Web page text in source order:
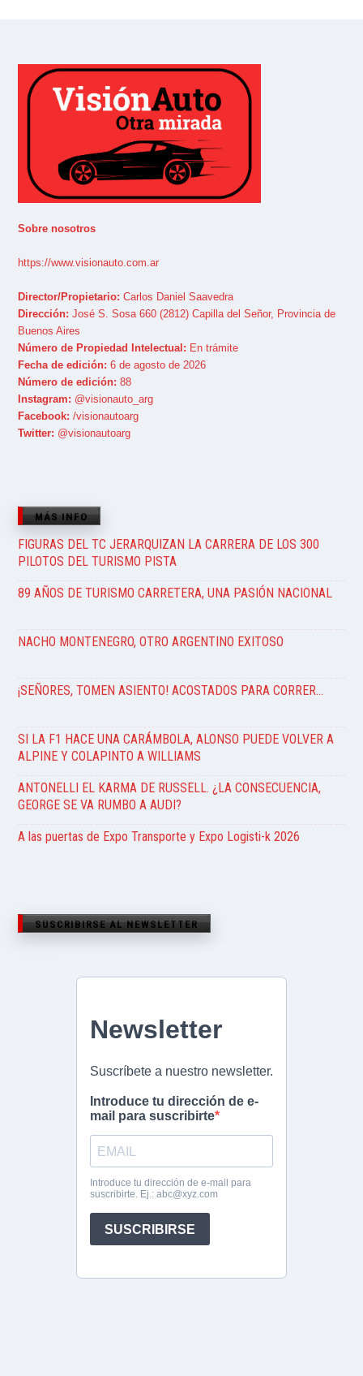
Sobre nosotros
https://www.visionauto.com.ar
Director/Propietario: Carlos Daniel Saavedra
Dirección: José S. Sosa 660 (2812) Capilla del Señor, Provincia de
Buenos Aires
Número de Propiedad Intelectual: En trámite
Fecha de edición: 6 de agosto de 2026
Número de edición: 88
Instagram: @visionauto_arg
Facebook: /visionautoarg
Twitter: @visionautoarg
MÁS INFO
FIGURAS DEL TC JERARQUIZAN LA CARRERA DE LOS 300
PILOTOS DEL TURISMO PISTA
89 AÑOS DE TURISMO CARRETERA, UNA PASIÓN NACIONAL
NACHO MONTENEGRO, OTRO ARGENTINO EXITOSO
¡SEÑORES, TOMEN ASIENTO! ACOSTADOS PARA CORRER…
SI LA F1 HACE UNA CARÁMBOLA, ALONSO PUEDE VOLVER A
ALPINE Y COLAPINTO A WILLIAMS
ANTONELLI EL KARMA DE RUSSELL. ¿LA CONSECUENCIA,
GEORGE SE VA RUMBO A AUDI?
A las puertas de Expo Transporte y Expo Logisti-k 2026
SUSCRIBIRSE AL NEWSLETTER